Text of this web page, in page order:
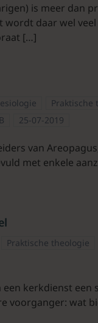
is meer dan
daar wel
[…]
Praktische
25-07-2019
van
met enkele
Praktische theologie
kerkdienst een
voorganger: wat